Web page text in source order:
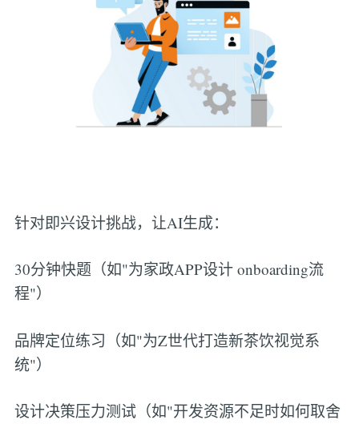
针对即兴设计挑战，让AI生成：
30分钟快题（如"为家政APP设计 onboarding流
程"）
品牌定位练习（如"为Z世代打造新茶饮视觉系
统"）
设计决策压力测试（如"开发资源不足时如何取舍